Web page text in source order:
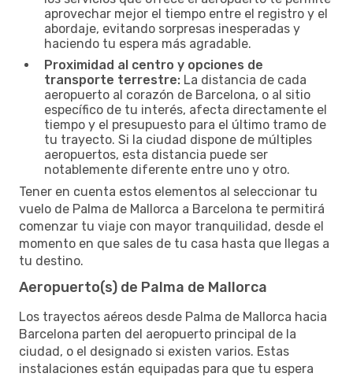
aprovechar mejor el tiempo entre el registro y el
abordaje, evitando sorpresas inesperadas y
haciendo tu espera más agradable.
Proximidad al centro y opciones de
transporte terrestre: La distancia de cada
aeropuerto al corazón de Barcelona, o al sitio
específico de tu interés, afecta directamente el
tiempo y el presupuesto para el último tramo de
tu trayecto. Si la ciudad dispone de múltiples
aeropuertos, esta distancia puede ser
notablemente diferente entre uno y otro.
Tener en cuenta estos elementos al seleccionar tu
vuelo de Palma de Mallorca a Barcelona te permitirá
comenzar tu viaje con mayor tranquilidad, desde el
momento en que sales de tu casa hasta que llegas a
tu destino.
Aeropuerto(s) de Palma de Mallorca
Los trayectos aéreos desde Palma de Mallorca hacia
Barcelona parten del aeropuerto principal de la
ciudad, o el designado si existen varios. Estas
instalaciones están equipadas para que tu espera